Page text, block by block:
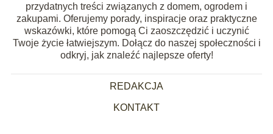
przydatnych treści związanych z domem, ogrodem i
zakupami. Oferujemy porady, inspiracje oraz praktyczne
wskazówki, które pomogą Ci zaoszczędzić i uczynić
Twoje życie łatwiejszym. Dołącz do naszej społeczności i
odkryj, jak znaleźć najlepsze oferty!
REDAKCJA
KONTAKT